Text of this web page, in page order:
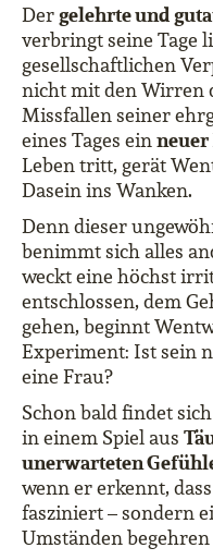
Dergelehrte und
verbringt seine Tage
gesellschaftlichen
nicht mit den Wirren
Missfallen seiner
eines Tages ein
Leben tritt, gerät
Dasein ins Wanken.
Denn dieser
benimmt sich alles
weckt eine höchst
entschlossen, dem
gehen, beginnt
Experiment: Ist sein
eine Frau?
Schon bald findet
in einem Spiel aus
unerwarteten
wenn er erkennt,
fasziniert – sondern
Umständen begehren